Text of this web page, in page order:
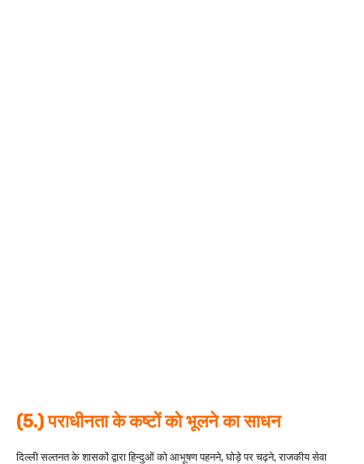
(5.) पराधीनता के कष्टों को भूलने का साधन
दिल्ली सल्तनत के शासकों द्वारा हिन्दुओं को आभूषण पहनने, घोड़े पर चढ़ने, राजकीय सेवा